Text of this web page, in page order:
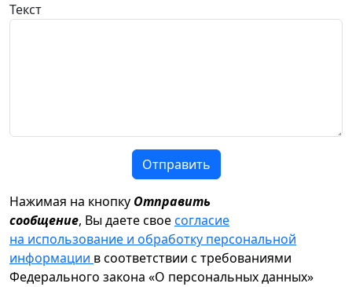
Текст
Отправить
Нажимая на кнопку Отправить
сообщение, Вы даете своесогласие
на использование и обработку персональной
информации в соответствии с требованиями
Федерального закона «О персональных данных»